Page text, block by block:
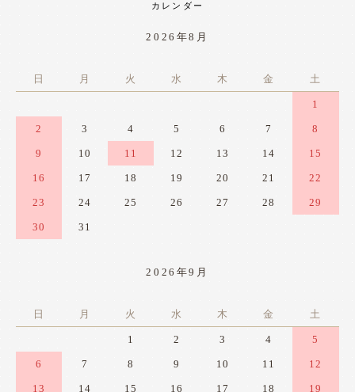
カレンダー
2026年8月
日 月 火 水 木 金 土
1
2 3 4 5 6 7 8
9 10 11 12 13 14 15
16 17 18 19 20 21 22
23 24 25 26 27 28 29
30 31
2026年9月
日 月 火 水 木 金 土
1 2 3 4 5
6 7 8 9 10 11 12
13 14 15 16 17 18 19